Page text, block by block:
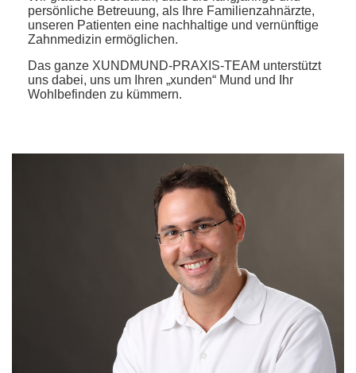
persönliche Betreuung, als Ihre Familienzahnärzte,
unseren Patienten eine nachhaltige und vernünftige
Zahnmedizin ermöglichen.
Das ganze XUNDMUND-PRAXIS-TEAM unterstützt
uns dabei, uns um Ihren „xunden“ Mund und Ihr
Wohlbefinden zu kümmern.